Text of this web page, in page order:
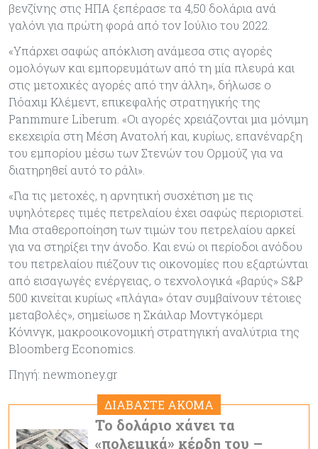
βενζίνης στις ΗΠΑ ξεπέρασε τα 4,50 δολάρια ανά
γαλόνι για πρώτη φορά από τον Ιούλιο του 2022.
«Υπάρχει σαφώς απόκλιση ανάμεσα στις αγορές
ομολόγων και εμπορευμάτων από τη μία πλευρά και
στις μετοχικές αγορές από την άλλη», δήλωσε ο
Γιόαχιμ Κλέμεντ, επικεφαλής στρατηγικής της
Panmmure Liberum. «Οι αγορές χρειάζονται μια μόνιμη
εκεχειρία στη Μέση Ανατολή και, κυρίως, επανέναρξη
του εμπορίου μέσω των Στενών του Ορμούζ για να
διατηρηθεί αυτό το ράλι».
«Για τις μετοχές, η αρνητική συσχέτιση με τις
υψηλότερες τιμές πετρελαίου έχει σαφώς περιοριστεί.
Μια σταθεροποίηση των τιμών του πετρελαίου αρκεί
για να στηρίξει την άνοδο. Και ενώ οι περίοδοι ανόδου
του πετρελαίου πιέζουν τις οικονομίες που εξαρτώνται
από εισαγωγές ενέργειας, ο τεχνολογικά «βαρύς» S&P
500 κινείται κυρίως «πλάγια» όταν συμβαίνουν τέτοιες
μεταβολές», σημείωσε η Σκάιλαρ Μοντγκόμερι
Κόνινγκ, μακροοικονομική στρατηγική αναλύτρια της
Bloomberg Economics.
Πηγή: newmoney.gr
ΔΙΑΒΑΣΤΕ ΑΚΟΜΑ
Το δολάριο χάνει τα
«πολεμικά» κέρδη του –